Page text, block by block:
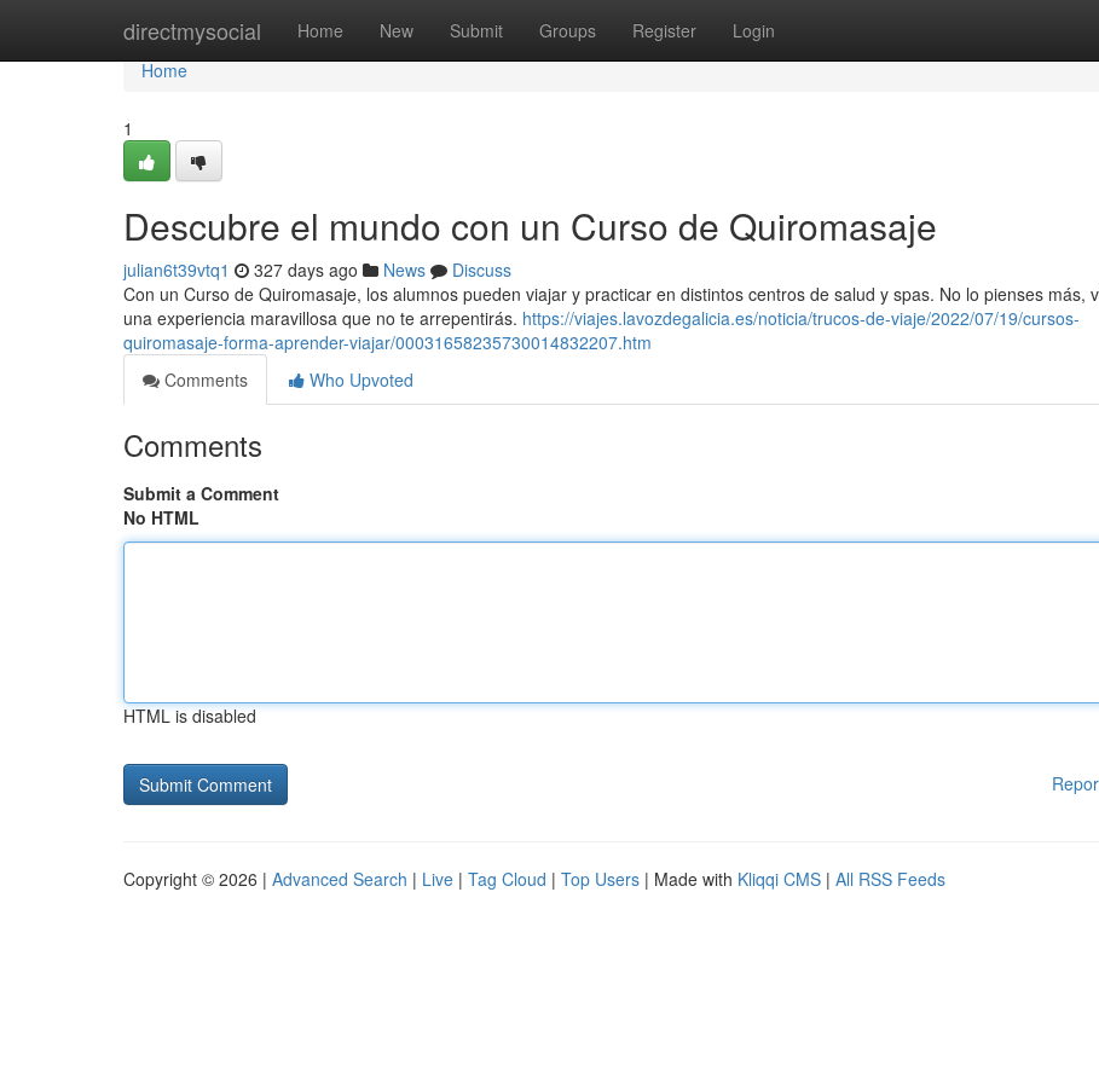
directmysocial Home New Submit Groups Register Login
Home
Home
1
Descubre el mundo con un Curso de Quiromasaje
julian6t39vtq1 327 days ago News
Discuss
Con un Curso de Quiromasaje, los alumnos pueden viajar y practicar en distintos centros de salud y spas. No lo pienses más,
una experiencia maravillosa que no te arrepentirás. https://viajes.lavozdegalicia.es/noticia/trucos-de-viaje/2022/07/19/cursos-
quiromasaje-forma-aprender-viajar/00031658235730014832207.htm
Comments
Who Upvoted
Comments
Submit a Comment
No HTML
HTML is disabled
Copyright © 2026 | Advanced Search | Live | Tag Cloud | Top Users | Made with Kliqqi CMS | All RSS Feeds